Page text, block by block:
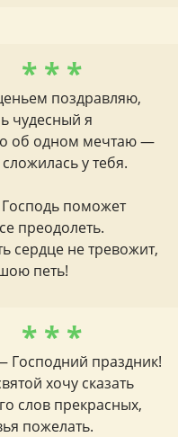
* * *
поздравляю,
чудесный я
об одном мечтаю —
у тебя.
поможет
преодолеть.
сердце не тревожит,
петь!
* * *
праздник!
хочу сказать
слов прекрасных,
пожелать.